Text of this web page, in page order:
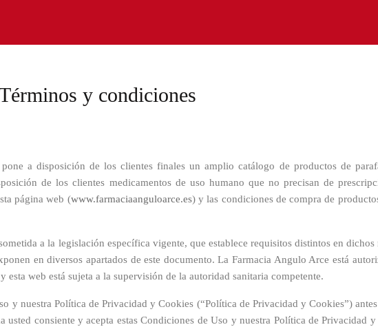
y condiciones
a disposición de los clientes finales un amplio catálogo de productos de
de los clientes medicamentos de uso humano que no precisan de
página web (www.farmaciaanguloarce.es) y las condiciones de compra de
a la legislación específica vigente, que establece requisitos distintos en dichos
en diversos apartados de este documento. La Farmacia Angulo Arce está
web está sujeta a la supervisión de la autoridad sanitaria competente.
y nuestra Política de Privacidad y Cookies (“Política de Privacidad y Cookies”)
consiente y acepta estas Condiciones de Uso y nuestra Política de Privacidad